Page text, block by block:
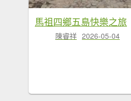
馬祖四鄉五島快樂之旅
陳睿祥 2026-05-04